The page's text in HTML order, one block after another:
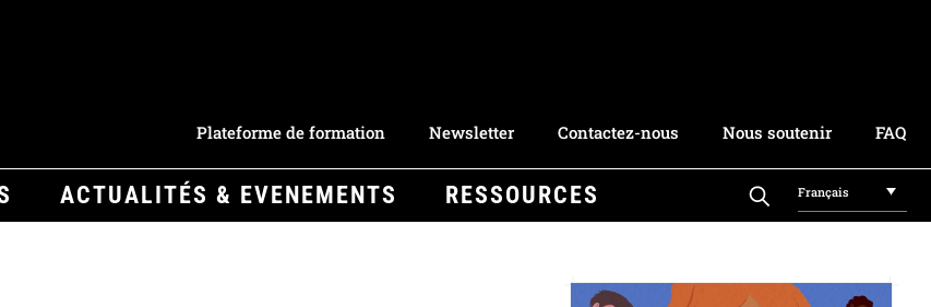
Plateforme de formation Newsletter Contactez-nous Nous soutenir FAQ
ACTUALITÉS & EVENEMENTS RESSOURCES Français